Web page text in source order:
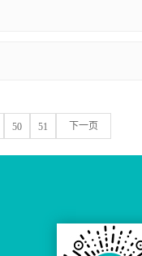
50 51 下一页